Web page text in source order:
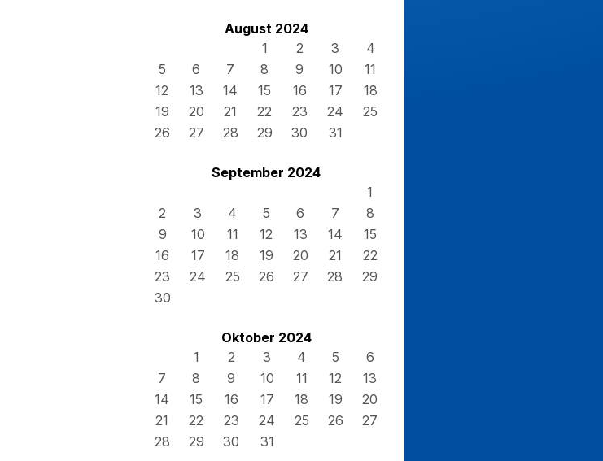
August 2024
1
2 3
4
5
6 7 8 9 10
11
12
13 14 15 16 17
18
19
20 21 22 23 24
25
26
27 28 29 30 31
September 2024
1
2
3 4 5 6 7
8
9
10 11 12 13 14
15
16
17 18 19 20 21
22
23
24 25 26 27 28
29
30
Oktober 2024
1
2 3 4 5
6
7
8 9 10 11 12
13
14
15 16 17 18 19
20
21
22 23 24 25 26
27
28
29 30 31